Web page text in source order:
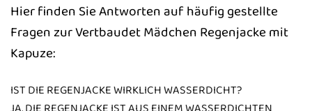
Hier finden Sie Antworten auf häufig gestellte
Fragen zur Vertbaudet Mädchen Regenjacke mit
Kapuze:
IST DIE REGENJACKE WIRKLICH WASSERDICHT?